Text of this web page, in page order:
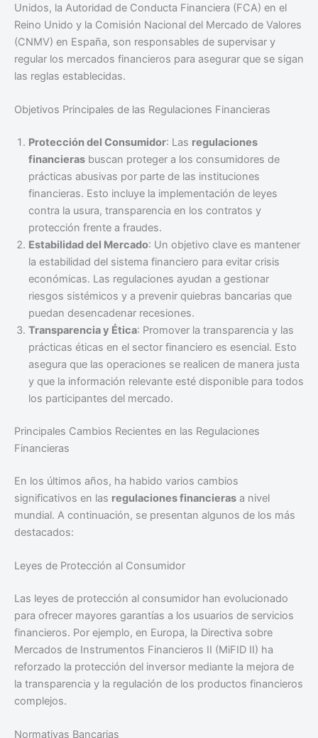
Unidos, la Autoridad de Conducta Financiera (FCA) en el
Reino Unido y la Comisión Nacional del Mercado de Valores
(CNMV) en España, son responsables de supervisar y
regular los mercados financieros para asegurar que se sigan
las reglas establecidas.
Objetivos Principales de las Regulaciones Financieras
Protección del Consumidor: Las regulaciones
financieras buscan proteger a los consumidores de
prácticas abusivas por parte de las instituciones
financieras. Esto incluye la implementación de leyes
contra la usura, transparencia en los contratos y
protección frente a fraudes.
Estabilidad del Mercado: Un objetivo clave es mantener
la estabilidad del sistema financiero para evitar crisis
económicas. Las regulaciones ayudan a gestionar
riesgos sistémicos y a prevenir quiebras bancarias que
puedan desencadenar recesiones.
Transparencia y Ética: Promover la transparencia y las
prácticas éticas en el sector financiero es esencial. Esto
asegura que las operaciones se realicen de manera justa
y que la información relevante esté disponible para todos
los participantes del mercado.
Principales Cambios Recientes en las Regulaciones
Financieras
En los últimos años, ha habido varios cambios
significativos en las regulaciones financieras a nivel
mundial. A continuación, se presentan algunos de los más
destacados:
Leyes de Protección al Consumidor
Las leyes de protección al consumidor han evolucionado
para ofrecer mayores garantías a los usuarios de servicios
financieros. Por ejemplo, en Europa, la Directiva sobre
Mercados de Instrumentos Financieros II (MiFID II) ha
reforzado la protección del inversor mediante la mejora de
la transparencia y la regulación de los productos financieros
complejos.
Normativas Bancarias